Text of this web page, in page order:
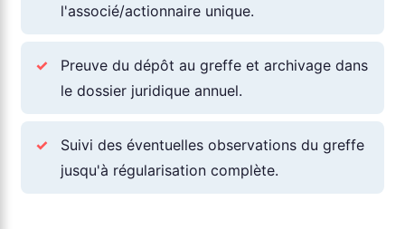
l'associé/actionnaire unique.
✓
Preuve du dépôt au greffe et archivage dans
le dossier juridique annuel.
✓
Suivi des éventuelles observations du greffe
jusqu'à régularisation complète.